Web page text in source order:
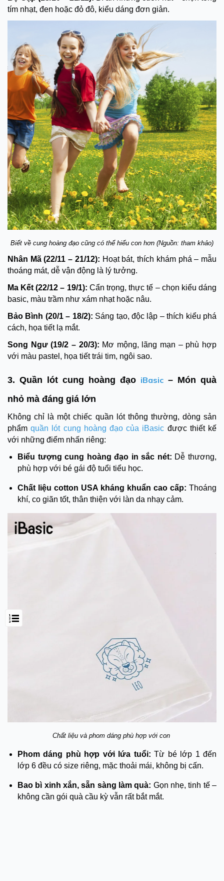
tím nhạt, đen hoặc đỏ đô, kiểu dáng đơn giản.
Biết về cung hoàng đạo cũng có thể hiểu con hơn (Nguồn: tham khảo)
Nhân Mã (22/11 – 21/12): Hoạt bát, thích khám phá – mẫu
thoáng mát, dễ vận động là lý tưởng.
Ma Kết (22/12 – 19/1): Cẩn trọng, thực tế – chọn kiểu dáng
basic, màu trầm như xám nhạt hoặc nâu.
Bảo Bình (20/1 – 18/2): Sáng tạo, độc lập – thích kiểu phá
cách, họa tiết lạ mắt.
Song Ngư (19/2 – 20/3): Mơ mộng, lãng mạn – phù hợp
với màu pastel, họa tiết trái tim, ngôi sao.
3. Quần lót cung hoàng đạo iBasic – Món quà
nhỏ mà đáng giá lớn
Không chỉ là một chiếc quần lót thông thường, dòng sản
phẩmquần lót cung hoàng đạo của iBasic được thiết kế
với những điểm nhấn riêng:
Biểu tượng cung hoàng đạo in sắc nét: Dễ thương,
phù hợp với bé gái độ tuổi tiểu học.
Chất liệu cotton USA kháng khuẩn cao cấp: Thoáng
khí, co giãn tốt, thân thiện với làn da nhạy cảm.
Chất liệu và phom dáng phù hợp với con
Phom dáng phù hợp với lứa tuổi: Từ bé lớp 1 đến
lớp 6 đều có size riêng, mặc thoải mái, không bị cấn.
Bao bì xinh xắn, sẵn sàng làm quà: Gọn nhẹ, tinh tế –
không cần gói quà cầu kỳ vẫn rất bắt mắt.